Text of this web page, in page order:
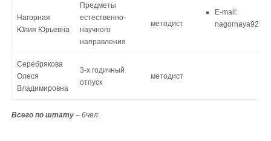
Нагорная
Юлия Юрьевна
Предметы
естественно-
научного
направления
методист
E-mail:
Серебрякова
Олеся
Владимировна
3-х годичный
отпуск
методист
Всего по штату – 6чел.